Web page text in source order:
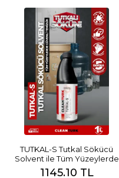
TUTKAL-S Tutkal Sökücü
Solvent ile Tüm Yüzeylerde
Güvenli Temizlik
1145.10 TL